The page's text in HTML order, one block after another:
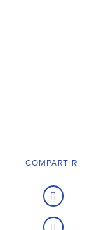
COMPARTIR